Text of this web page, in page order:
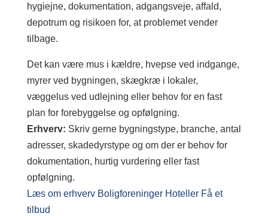
hygiejne, dokumentation, adgangsveje, affald,
depotrum og risikoen for, at problemet vender
tilbage.
Det kan være mus i kældre, hvepse ved indgange,
myrer ved bygningen, skægkræ i lokaler,
væggelus ved udlejning eller behov for en fast
plan for forebyggelse og opfølgning.
Erhverv: Skriv gerne bygningstype, branche, antal
adresser, skadedyrstype og om der er behov for
dokumentation, hurtig vurdering eller fast
opfølgning.
Læs om erhverv Boligforeninger Hoteller Få et
tilbud